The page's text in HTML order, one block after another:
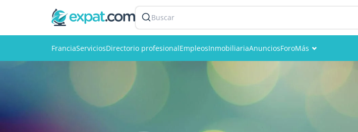
Buscar
FranciaServiciosDirectorio profesionalEmpleosInmobiliariaAnunciosForoMás